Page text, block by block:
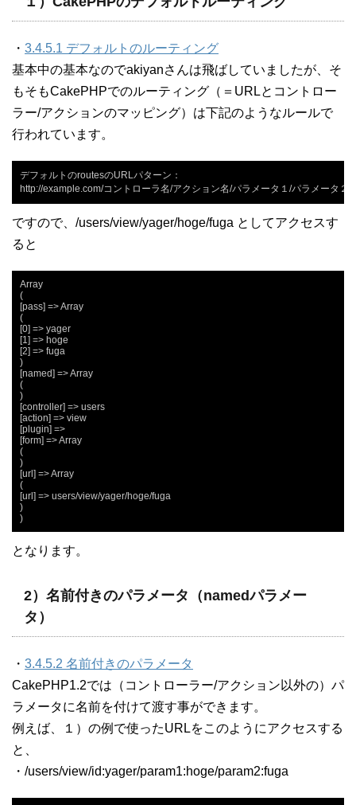
・ 3.4.5.1 デフォルトのルーティング
基本中の基本なのでakiyanさんは飛ばしていましたが、そ
もそもCakePHPでのルーティング（＝URLとコントロー
ラー/アクションのマッピング）は下記のようなルールで
行われています。
デフォルトのroutesのURLパターン：
http://example.com/コントローラ名/アクション名/パラメータ１/パラメータ２/
ですので、/users/view/yager/hoge/fuga としてアクセスす
ると
Array
(
[pass] => Array
(
[0] => yager
[1] => hoge
[2] => fuga
)
[named] => Array
(
)
[controller] => users
[action] => view
[plugin] =>
[form] => Array
(
)
[url] => Array
(
[url] => users/view/yager/hoge/fuga
)
)
となります。
2）名前付きのパラメータ（namedパラメー
タ）
・ 3.4.5.2 名前付きのパラメータ
CakePHP1.2では（コントローラー/アクション以外の）パ
ラメータに名前を付けて渡す事ができます。
例えば、１）の例で使ったURLをこのようにアクセスする
と、
・/users/view/id:yager/param1:hoge/param2:fuga